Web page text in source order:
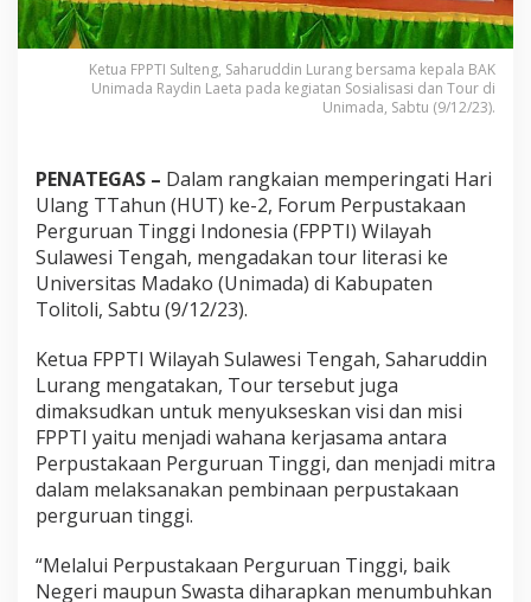
i
Ketua FPPTI Sulteng, Saharuddin Lurang bersama kepala BAK
Unimada Raydin Laeta pada kegiatan Sosialisasi dan Tour di
Unimada, Sabtu (9/12/23).
PENATEGAS – Dalam rangkaian memperingati Hari
Ulang TTahun (HUT) ke-2, Forum Perpustakaan
Perguruan Tinggi Indonesia (FPPTI) Wilayah
Sulawesi Tengah, mengadakan tour literasi ke
Universitas Madako (Unimada) di Kabupaten
Tolitoli, Sabtu (9/12/23).
Ketua FPPTI Wilayah Sulawesi Tengah, Saharuddin
Lurang mengatakan, Tour tersebut juga
dimaksudkan untuk menyukseskan visi dan misi
FPPTI yaitu menjadi wahana kerjasama antara
Perpustakaan Perguruan Tinggi, dan menjadi mitra
dalam melaksanakan pembinaan perpustakaan
perguruan tinggi.
“Melalui Perpustakaan Perguruan Tinggi, baik
Negeri maupun Swasta diharapkan menumbuhkan